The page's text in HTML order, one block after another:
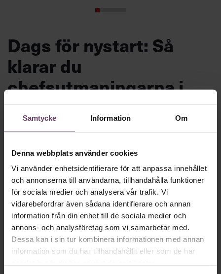
Samtycke Information Om
Denna webbplats använder cookies
Vi använder enhetsidentifierare för att anpassa innehållet
och annonserna till användarna, tillhandahålla funktioner
för sociala medier och analysera vår trafik. Vi
vidarebefordrar även sådana identifierare och annan
information från din enhet till de sociala medier och
annons- och analysföretag som vi samarbetar med.
Dessa kan i sin tur kombinera informationen med annan
information som du har tillhandahållit eller som de har
Dags för nystart: Så
klarar du
chefsutmaningarna i
höst
Motigt att gå tillbaka till jobbet efter
semestern? Inte nödvändigtvis. Chef ger dig
hela listan på hur du förvandlar höstens
problem till möjligheter och gör din
jobbcomeback med stil.
Beslutsfattande
Text:Fredrik Kullberg
Publicerad
2026-08-10